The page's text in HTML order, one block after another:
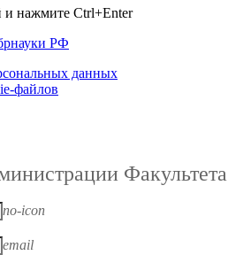
и нажмите Ctrl+Enter
РФ
данных
файлов
Факультета
no-icon
email